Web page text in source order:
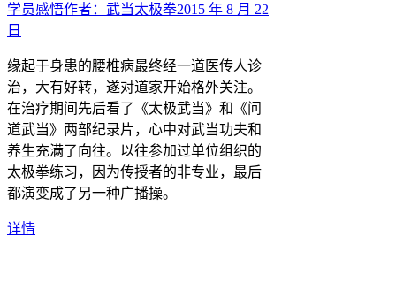
学员感悟作者： 武当太极拳2015 年 8 月 22
日
缘起于身患的腰椎病最终经一道医传人诊
治，大有好转，遂对道家开始格外关注。
在治疗期间先后看了《太极武当》和《问
道武当》两部纪录片，心中对武当功夫和
养生充满了向往。以往参加过单位组织的
太极拳练习，因为传授者的非专业，最后
都演变成了另一种广播操。
详情